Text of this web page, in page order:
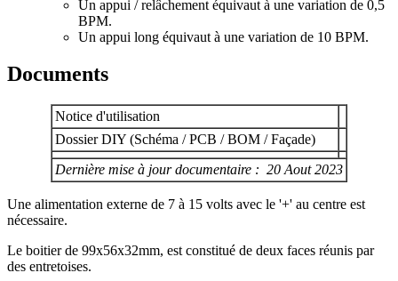
Un appui / relâchement équivaut à une variation de 0,5
BPM.
Un appui long équivaut à une variation de 10 BPM.
Documents
Notice d'utilisation
Dossier DIY (Schéma / PCB / BOM / Façade)
Dernière mise à jour documentaire : 20 Aout 2023
Une alimentation externe de 7 à 15 volts avec le '+' au centre est
nécessaire.
Le boitier de 99x56x32mm, est constitué de deux faces réunis par
des entretoises.